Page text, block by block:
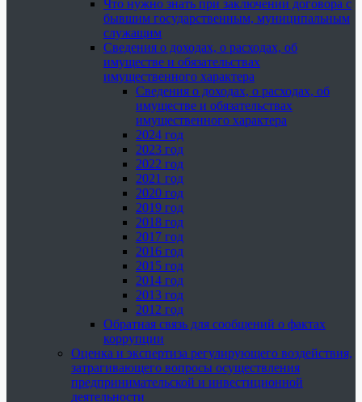
Что нужно знать при заключении договора с
бывшим государственным, муниципальным
служащим
Сведения о доходах, о расходах, об
имуществе и обязательствах
имущественного характера
Сведения о доходах, о расходах, об
имуществе и обязательствах
имущественного характера
2024 год
2023 год
2022 год
2021 год
2020 год
2019 год
2018 год
2017 год
2016 год
2015 год
2014 год
2013 год
2012 год
Обратная связь для сообщений о фактах
коррупции
Оценка и экспертиза регулирующего воздействия,
затрагивающего вопросы осуществления
предпринимательской и инвестиционной
деятельности